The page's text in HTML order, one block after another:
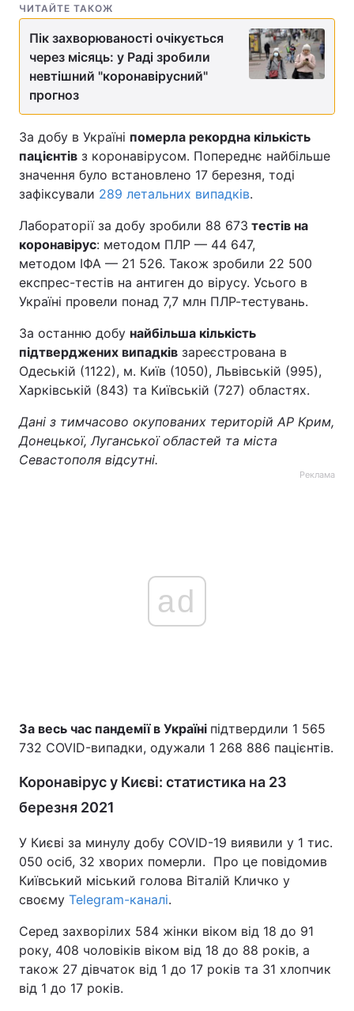
ЧИТАЙТЕ ТАКОЖ
Пік захворюваності очікується
через місяць: у Раді зробили
невтішний "коронавірусний"
прогноз
За добу в Україні померла рекордна кількість
пацієнтів з коронавірусом. Попереднє найбільше
значення було встановлено 17 березня, тоді
зафіксували 289 летальних випадків.
Лабораторії за добу зробили 88 673 тестів на
коронавірус: методом ПЛР — 44 647,
методом ІФА — 21 526. Також зробили 22 500
експрес-тестів на антиген до вірусу. Усього в
Україні провели понад 7,7 млн ПЛР-тестувань.
За останню добу найбільша кількість
підтверджених випадків зареєстрована в
Одеській (1122), м. Київ (1050), Львівській (995),
Харківській (843) та Київській (727) областях.
Дані з тимчасово окупованих територій АР Крим,
Донецької, Луганської областей та міста
Севастополя відсутні.
Реклама
ad
За весь час пандемії в Україні підтвердили 1 565
732 COVID-випадки, одужали 1 268 886 пацієнтів.
Коронавірус у Києві: статистика на 23
березня 2021
У Києві за минулу добу COVID-19 виявили у 1 тис.
050 осіб, 32 хворих померли. Про це повідомив
Київський міський голова Віталій Кличко у
своєму Telegram-каналі.
Серед захворілих 584 жінки віком від 18 до 91
року, 408 чоловіків віком від 18 до 88 років, а
також 27 дівчаток від 1 до 17 років та 31 хлопчик
від 1 до 17 років.